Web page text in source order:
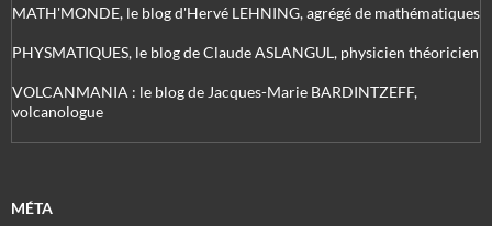
MATH'MONDE, le blog d'Hervé LEHNING, agrégé de mathématiques
PHYSMATIQUES, le blog de Claude ASLANGUL, physicien théoricien
VOLCANMANIA : le blog de Jacques-Marie BARDINTZEFF,
volcanologue
MÉTA